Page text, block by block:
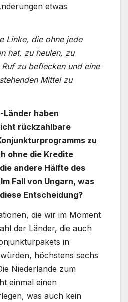
etwas
Linke, die ohne jede
hat, zu heulen, zu
zu beflecken und eine
Mittel zu
Länder haben
rückzahlbare
zu
ohne die Kredite
andere Hälfte des
Fall von Ungarn, was
Entscheidung?
die wir im Moment
der Länder, die auch
in
höchstens sechs
Niederlande zum
einmal einen
was auch kein